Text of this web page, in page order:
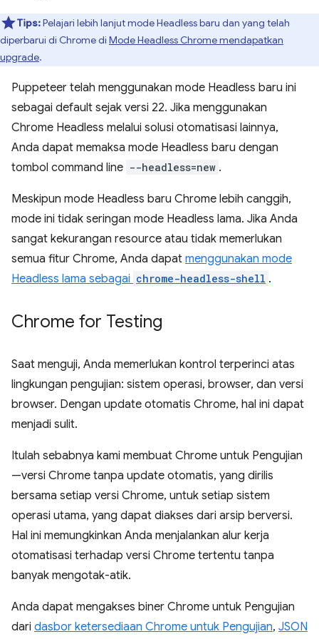
Tips:Pelajari lebih lanjut mode Headless baru dan yang telah
diperbarui di Chrome di Mode Headless Chrome mendapatkan
upgrade.
Puppeteer telah menggunakan mode Headless baru ini
sebagai default sejak versi 22. Jika menggunakan
Chrome Headless melalui solusi otomatisasi lainnya,
Anda dapat memaksa mode Headless baru dengan
tombol command line --headless=new .
Meskipun mode Headless baru Chrome lebih canggih,
mode ini tidak seringan mode Headless lama. Jika Anda
sangat kekurangan resource atau tidak memerlukan
semua fitur Chrome, Anda dapat menggunakan mode
Headless lama sebagai chrome-headless-shell .
Chrome for Testing
Saat menguji, Anda memerlukan kontrol terperinci atas
lingkungan pengujian: sistem operasi, browser, dan versi
browser. Dengan update otomatis Chrome, hal ini dapat
menjadi sulit.
Itulah sebabnya kami membuat Chrome untuk Pengujian
—versi Chrome tanpa update otomatis, yang dirilis
bersama setiap versi Chrome, untuk setiap sistem
operasi utama, yang dapat diakses dari arsip berversi.
Hal ini memungkinkan Anda menjalankan alur kerja
otomatisasi terhadap versi Chrome tertentu tanpa
banyak mengotak-atik.
Anda dapat mengakses biner Chrome untuk Pengujian
dari dasbor ketersediaan Chrome untuk Pengujian, JSON